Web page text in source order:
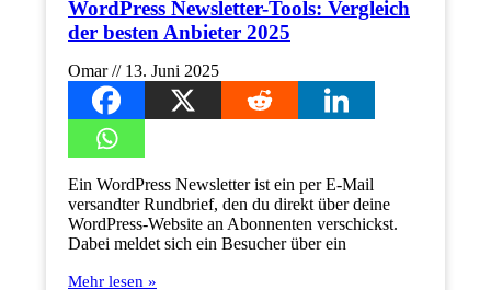
WordPress Newsletter-Tools: Vergleich
der besten Anbieter 2025
Omar 13. Juni 2025
Ein WordPress Newsletter ist ein per E-Mail
versandter Rundbrief, den du direkt über deine
WordPress-Website an Abonnenten verschickst.
Dabei meldet sich ein Besucher über ein
Mehr lesen »